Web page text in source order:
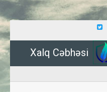
Xalq Cəbhəsi